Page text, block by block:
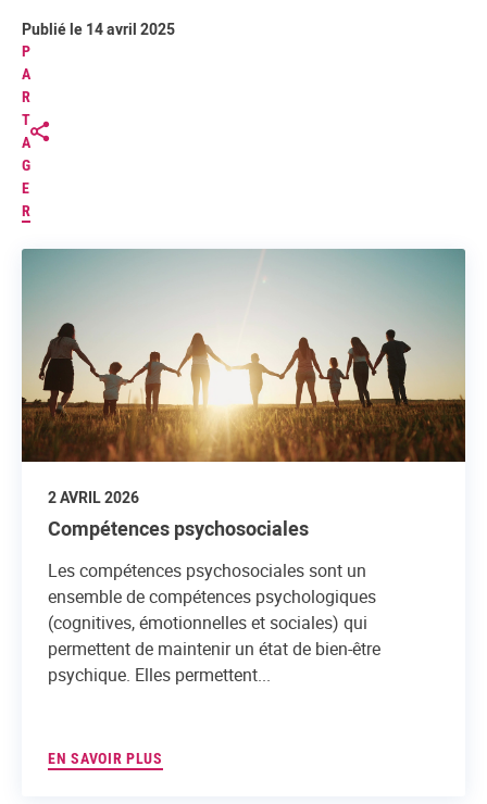
P
A
R
T
A
G
E
R
Publié le 14 avril 2025
2 AVRIL 2026
Compétences psychosociales
Les compétences psychosociales sont un
ensemble de compétences psychologiques
(cognitives, émotionnelles et sociales) qui
permettent de maintenir un état de bien-être
psychique. Elles permettent...
EN SAVOIR PLUS